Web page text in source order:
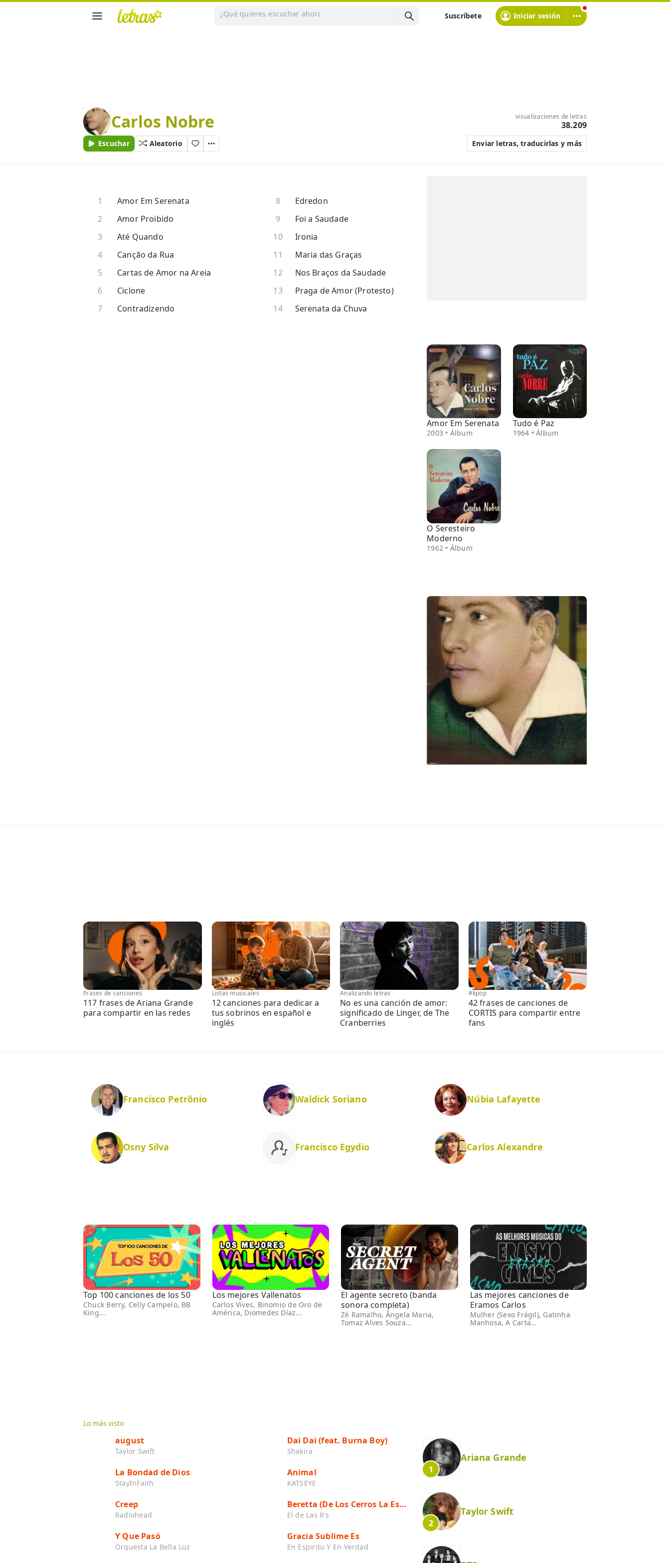
Suscríbete Iniciar sesión
Carlos Nobre
Escuchar Aleatorio
visualizaciones de letras
38.209
Enviar letras, traducirlas y más
Amor Em Serenata
Amor Proibido
Até Quando
Canção da Rua
Cartas de Amor na Areia
Ciclone
Contradizendo
Edredon
Foi a Saudade
Ironia
Maria das Graças
Nos Braços da Saudade
Praga de Amor (Protesto)
Serenata da Chuva
Amor Em Serenata
2003 • Álbum
Tudo é Paz
1964 • Álbum
O Seresteiro
Moderno
1962 • Álbum
Frases de canciones
117 frases de Ariana Grande
para compartir en las redes
Listas musicales
12 canciones para dedicar a
tus sobrinos en español e
inglés
Analizando letras
No es una canción de amor:
significado de Linger, de The
Cranberries
#kpop
42 frases de canciones de
CORTIS para compartir entre
fans
Francisco Petrônio Waldick Soriano Núbia Lafayette
Osny Silva Francisco Egydio Carlos Alexandre
Top 100 canciones de los 50
Chuck Berry, Celly Campelo, BB
King...
Los mejores Vallenatos
Carlos Vives, Binomio de Oro de
América, Diomedes Díaz...
El agente secreto (banda
sonora completa)
Zé Ramalho, Ângela Maria,
Tomaz Alves Souza...
Las mejores canciones de
Eramos Carlos
Mulher (Sexo Frágil), Gatinha
Manhosa, A Carta...
Lo más visto
august
Taylor Swift
La Bondad de Dios
StayInFaith
Creep
Radiohead
Y Que Pasó
Orquesta La Bella Luz
Dai Dai (feat. Burna Boy)
Shakira
Animal
KATSEYE
Beretta (De Los Cerros La Escuela)
El de Las R's
Gracia Sublime Es
En Espiritu Y En Verdad
Ariana Grande
Taylor Swift